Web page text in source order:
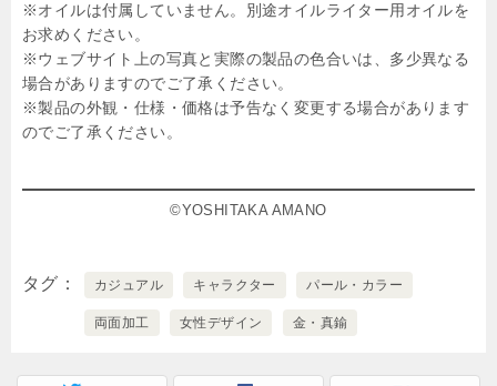
※オイルは付属していません。別途オイルライター用オイルを
お求めください。
※ウェブサイト上の写真と実際の製品の色合いは、多少異なる
場合がありますのでご了承ください。
※製品の外観・仕様・価格は予告なく変更する場合があります
のでご了承ください。
©YOSHITAKA AMANO
タグ カジュアル キャラクター パール・カラー
両面加工 女性デザイン 金・真鍮